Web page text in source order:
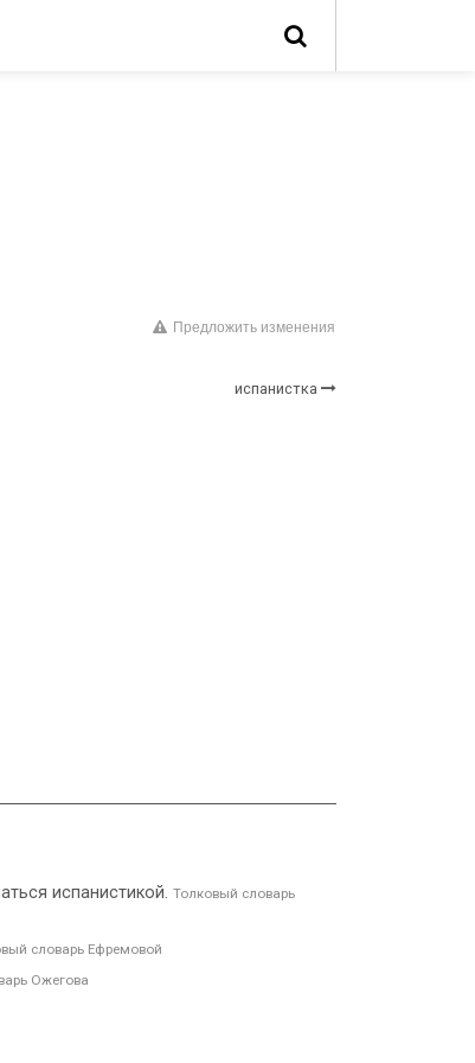
Предложить изменения
испанистка
испанистикой. Толковый словарь
словарь Ефремовой
Ожегова